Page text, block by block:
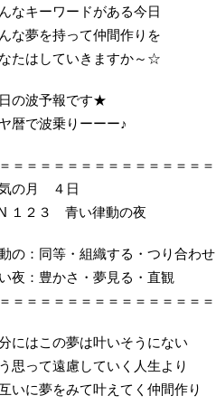
なキーワードがある今日
な夢を持って仲間作りを
たはしていきますか～☆
の波予報です★
暦で波乗りーーー♪
＝＝＝＝＝＝＝＝＝＝＝＝＝＝＝
の月 ４日
１２３ 青い律動の夜
の：同等・組織する・つり合わ
夜：豊かさ・夢見る・直観
＝＝＝＝＝＝＝＝＝＝＝＝＝＝＝
にはこの夢は叶いそうにない
思って遠慮していく人生より
いに夢をみて叶えてく仲間作り